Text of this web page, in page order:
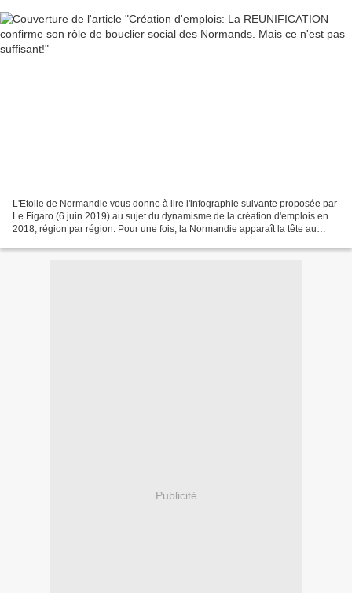
L'Etoile de Normandie vous donne à lire l'infographie suivante proposée par
Le Figaro (6 juin 2019) au sujet du dynamisme de la création d'emplois en
2018, région par région. Pour une fois, la Normandie apparaît la tête au
Publicité